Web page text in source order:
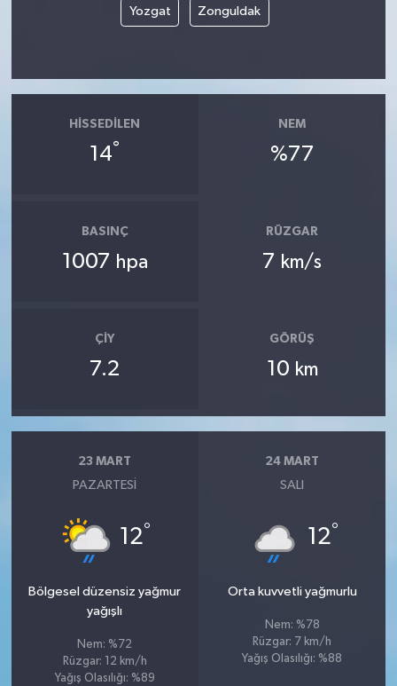
Yozgat Zonguldak
HISSEDILEN
14°
NEM
%77
BASINÇ
1007 hpa
RÜZGAR
7 km/s
ÇIY
7.2
GÖRÜŞ
10 km
23 MART
PAZARTESI
12°
Bölgesel düzensiz yağmur
yağışlı
Nem: %72
Rüzgar: 12 km/h
Yağış Olasılığı: %89
24 MART
SALI
12°
Orta kuvvetli yağmurlu
Nem: %78
Rüzgar: 7 km/h
Yağış Olasılığı: %88